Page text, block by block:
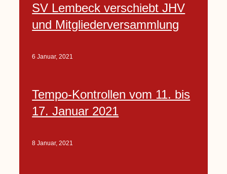
SV Lembeck verschiebt JHV
und Mitgliederversammlung
6 Januar, 2021
Tempo-Kontrollen vom 11. bis
17. Januar 2021
8 Januar, 2021